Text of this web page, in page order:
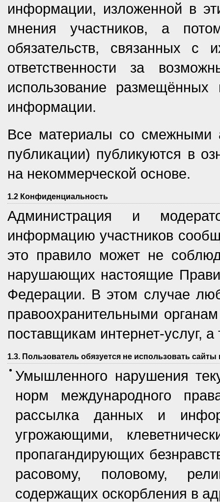
информации, изложенной в
мнения участников, а
обязательств, связанных
ответственности за
использование
информации.
Все материалы со смежными
публикации) публикуются в
на некоммерческой основе.
1.2 Конфиденциальность
Администрация и
информацию участников
это правило может не
нарушающих настоящие
Федерации. В этом случае
правоохранительными
поставщикам интернет-услуг,
1.3. Пользователь обязуется не использовать
Умышленного нарушения
норм международного
рассылка данных и
угрожающими,
пропагандирующих
расовому, половому,
содержащих оскорбления в